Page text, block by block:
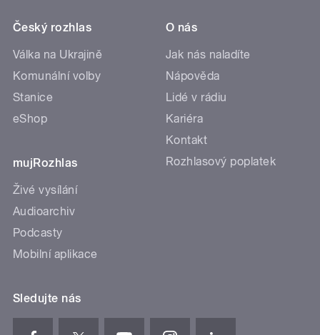
Český rozhlas
Válka na Ukrajině
Komunální volby
Stanice
eShop
mujRozhlas
Živé vysílání
Audioarchiv
Podcasty
Mobilní aplikace
O nás
Jak nás naladíte
Nápověda
Lidé v rádiu
Kariéra
Kontakt
Rozhlasový poplatek
Sledujte nás